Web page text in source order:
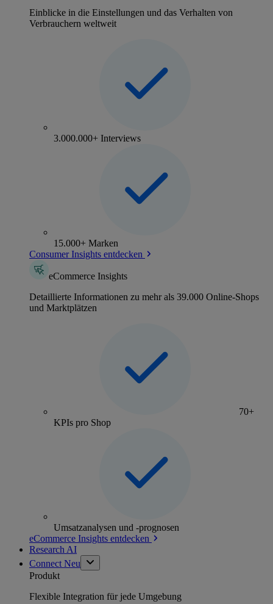
Einblicke in die Einstellungen und das Verhalten von
Verbrauchern weltweit
3.000.000+ Interviews
15.000+ Marken
Consumer Insights entdecken
eCommerce Insights
Detaillierte Informationen zu mehr als 39.000 Online-Shops
und Marktplätzen
70+
KPIs pro Shop
Umsatzanalysen und -prognosen
eCommerce Insights entdecken
Research AI
Connect Neu
Produkt
Flexible Integration für jede Umgebung